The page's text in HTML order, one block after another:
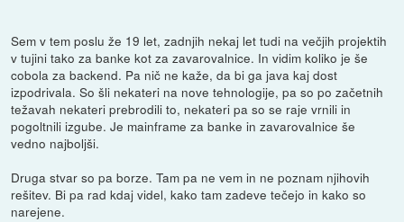
Sem v tem poslu že 19 let, zadnjih nekaj let tudi na večjih projektih
v tujini tako za banke kot za zavarovalnice. In vidim koliko je še
cobola za backend. Pa nič ne kaže, da bi ga java kaj dost
izpodrivala. So šli nekateri na nove tehnologije, pa so po začetnih
težavah nekateri prebrodili to, nekateri pa so se raje vrnili in
pogoltnili izgube. Je mainframe za banke in zavarovalnice še
vedno najboljši.
Druga stvar so pa borze. Tam pa ne vem in ne poznam njihovih
rešitev. Bi pa rad kdaj videl, kako tam zadeve tečejo in kako so
narejene.